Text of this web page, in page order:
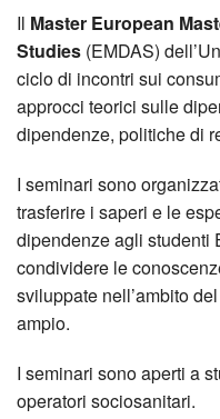
Il Master European
Studies (EMDAS)
ciclo di incontri sui
approcci teorici sulle
dipendenze, politiche di
I seminari sono
trasferire i saperi e le
dipendenze agli studenti
condividere le
sviluppate nell’ambito
ampio.
I seminari sono aperti a
operatori sociosanitari.